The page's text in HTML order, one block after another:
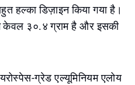
हल्का डिज़ाइन किया गया है।
केवल ३०.४ ग्राम है और इसकी
ग्रेड एल्यूमिनियम एलोय